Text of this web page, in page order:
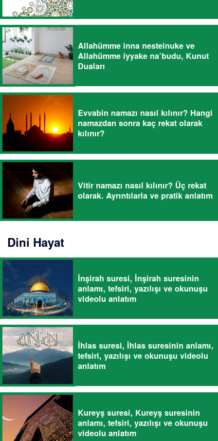
Allahümme inna nesteinuke ve
Allahümme iyyake na’budu, Kunut
Duaları
Evvabin namazı nasıl kılınır? Hangi
namazdan sonra kaç rekat olarak
kılınır?
Vitir namazı nasıl kılınır? Üç rekat
olarak. Ayrıntılarla ve pratik anlatım
Dini Hayat
İnşirah suresi, İnşirah suresinin
anlamı, tefsiri, yazılışı ve okunuşu
videolu anlatım
İhlas suresi, İhlas suresinin anlamı,
tefsiri, yazılışı ve okunuşu videolu
anlatım
Kureyş suresi, Kureyş suresinin
anlamı, tefsiri, yazılışı ve okunuşu
videolu anlatım